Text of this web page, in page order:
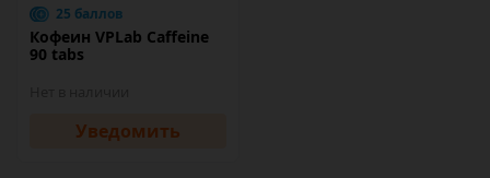
25 баллов
Кофеин VPLab Caffeine
90 tabs
Уведомить